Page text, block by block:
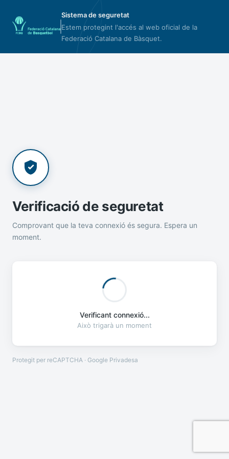
Sistema de seguretat
Estem protegint l'accés al web oficial de la
Federació Catalana de Bàsquet.
Verificació de seguretat
Comprovant que la teva connexió és segura. Espera un
moment.
Verificant connexió...
Això trigarà un moment
Protegit per reCAPTCHA · Google Privadesa